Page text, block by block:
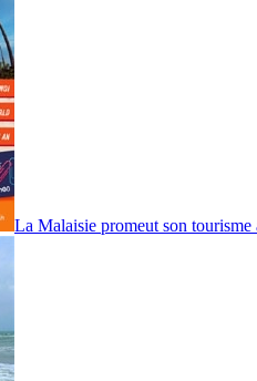
La Malaisie promeut son tourisme